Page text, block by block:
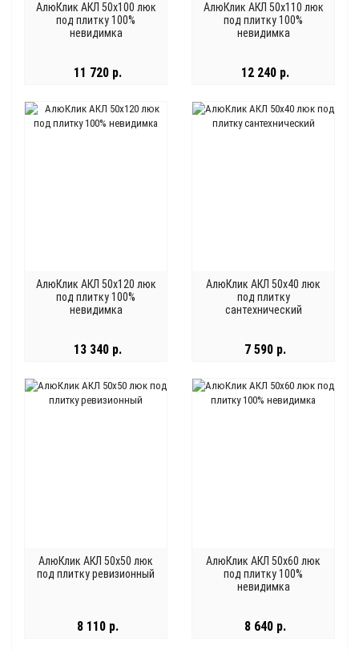
АлюКлик АКЛ 50x100 люк
под плитку 100%
невидимка
11 720 р.
АлюКлик АКЛ 50x110 люк
под плитку 100%
невидимка
12 240 р.
АлюКлик АКЛ 50x120 люк
под плитку 100%
невидимка
13 340 р.
АлюКлик АКЛ 50x40 люк
под плитку
сантехнический
7 590 р.
АлюКлик АКЛ 50x50 люк
под плитку ревизионный
8 110 р.
АлюКлик АКЛ 50x60 люк
под плитку 100%
невидимка
8 640 р.